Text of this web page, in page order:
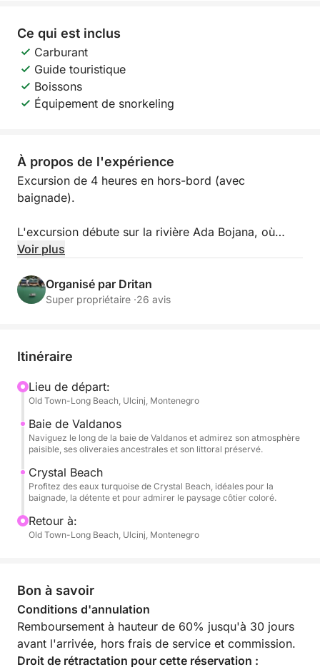
Ce qui est inclus
Carburant
Guide touristique
Boissons
Équipement de snorkeling
À propos de l'expérience
Excursion de 4 heures en hors-bord (avec
baignade).
L'excursion débute sur la rivière Ada Bojana, où
nous longeons les maisons et restaurants riverains.
chanteuse Rita Ora, située sur les rives de l'eau. Sur
la rive opposée, où le paysage est plus naturel et
paisible habitat. Nous mettons ensuite le cap sur la
sur toute la côte d'Ulcinj, notamment la Longue
Plage.
L'excursion se poursuit le long des rochers de l'île
de Djerane, en direction d'Ulcinj. Vous pourrez y
admirer la vieille ville et les célèbres oliveraies
d'Ulcinj depuis la mer. Nous passerons également
devant les plages de Valdanos et de Cristal,
réputées pour leurs eaux cristallines, où se trouve la
maison de Roman Abramovich.
exceptionnel, les plages et les sites emblématiques
des environs d'Ulcinj.
Tout au long de l'excursion, vous serez accompagné
d'un skipper local expérimenté, parlant albanais,
Voir plus
Organisé par Dritan
Super propriétaire ·26 avis
Itinéraire
Lieu de départ:
Old Town-Long Beach, Ulcinj, Montenegro
Baie de Valdanos
Naviguez le long de la baie de Valdanos et admirez son atmosphère
paisible, ses oliveraies ancestrales et son littoral préservé.
Crystal Beach
Profitez des eaux turquoise de Crystal Beach, idéales pour la
baignade, la détente et pour admirer le paysage côtier coloré.
Retour à:
Old Town-Long Beach, Ulcinj, Montenegro
Bon à savoir
Conditions d'annulation
Remboursement à hauteur de 60% jusqu'à 30 jours
avant l'arrivée, hors frais de service et commission.
Droit de rétractation pour cette réservation :